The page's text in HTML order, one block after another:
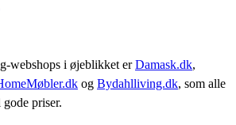
webshops i øjeblikket erDamask.dk,
og Bydahlliving.dk, som alle
priser.